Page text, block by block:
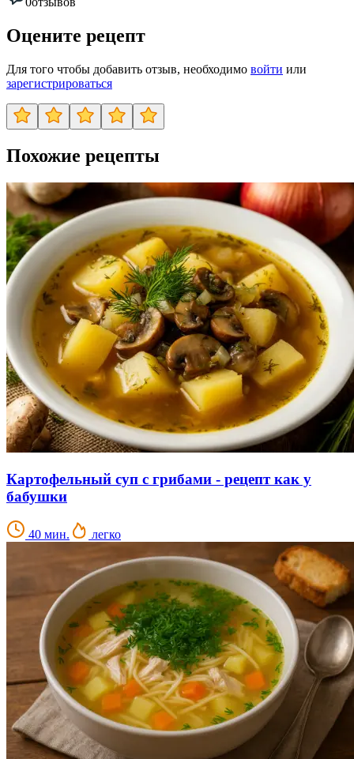
Оцените рецепт
Для того чтобы добавить отзыв, необходимо войти или
зарегистрироваться
Похожие рецепты
Картофельный суп с грибами - рецепт как у
бабушки
40 мин. легко